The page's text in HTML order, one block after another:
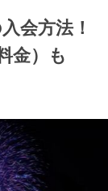
会方法！
金）も